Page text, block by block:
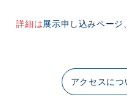
詳細は展示申し込みページ
アクセスに